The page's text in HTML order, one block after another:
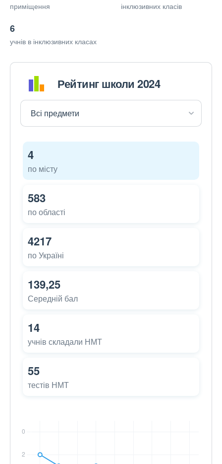
приміщення інклюзивних класів
6
учнів в інклюзивних класах
Рейтинг школи 2024
4
по місту
583
по області
4217
по Україні
139,25
Середній бал
14
учнів складали НМТ
55
тестів НМТ